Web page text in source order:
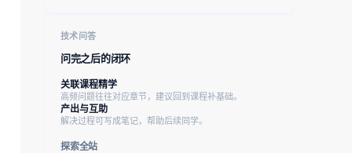
技术问答
问完之后的闭环
关联课程精学
高频问题往往对应章节，建议回到课程补基础。
产出与互助
解决过程可写成笔记，帮助后续同学。
探索全站